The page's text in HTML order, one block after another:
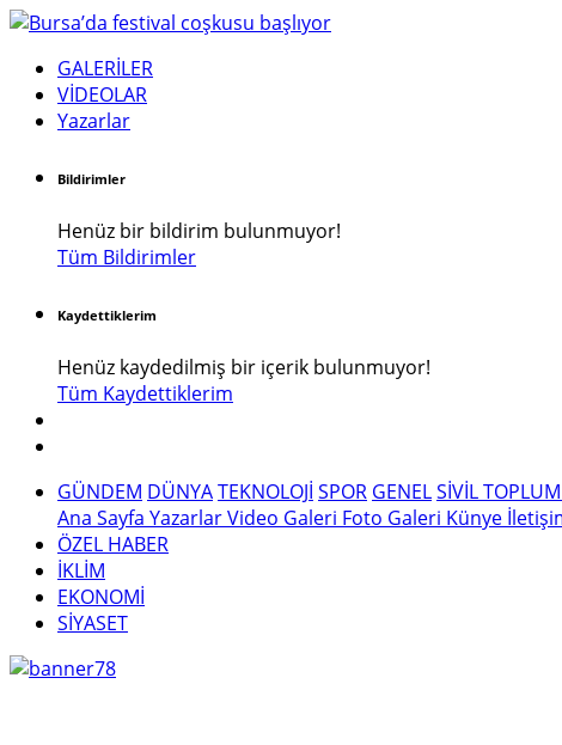
GALERİLER
VİDEOLAR
Yazarlar
Bildirimler
Henüz bir bildirim bulunmuyor!
Tüm Bildirimler
Kaydettiklerim
Henüz kaydedilmiş bir içerik bulunmuyor!
Tüm Kaydettiklerim
GÜNDEM DÜNYATEKNOLOJİ SPOR GENELSİVİL
Ana Sayfa YazarlarVideo Galeri Foto Galeri Künye
ÖZEL HABER
İKLİM
EKONOMİ
SİYASET